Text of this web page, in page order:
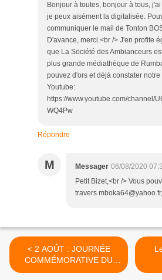
Bonjour à toutes, bonjour à tous,
je peux aisément la digitalisée.
communiquer le mail de Tonton
D'avance, merci.<br /> J'en profite
que La Société des Ambianceurs
plus grande médiathèque de
pouvez d'ors et déjà constater
Youtube:
https://www.youtube.com/channel/
WQ4Pw
Répondre
M Messager 06/08/2020
Petit Bizet,<br /> Vous
travers mboka64@yahoo.fr,
< 2 AOÛT : JOURNÉE
COMMÉMORATIVE DU
GÉNOCIDE CONGOLAIS.